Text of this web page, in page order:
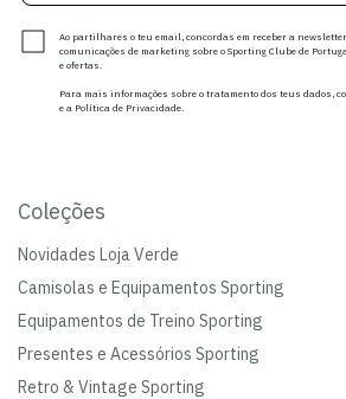
Ao partilhares o teu email, concordas em receber a
comunicações de marketing sobre o Sporting Clube de
e ofertas.
Para mais informações sobre o tratamento dos teus dados,
e a Política de Privacidade.
Coleções
Novidades Loja Verde
Camisolas e Equipamentos Sporting
Equipamentos de Treino Sporting
Presentes e Acessórios Sporting
Retro & Vintage Sporting